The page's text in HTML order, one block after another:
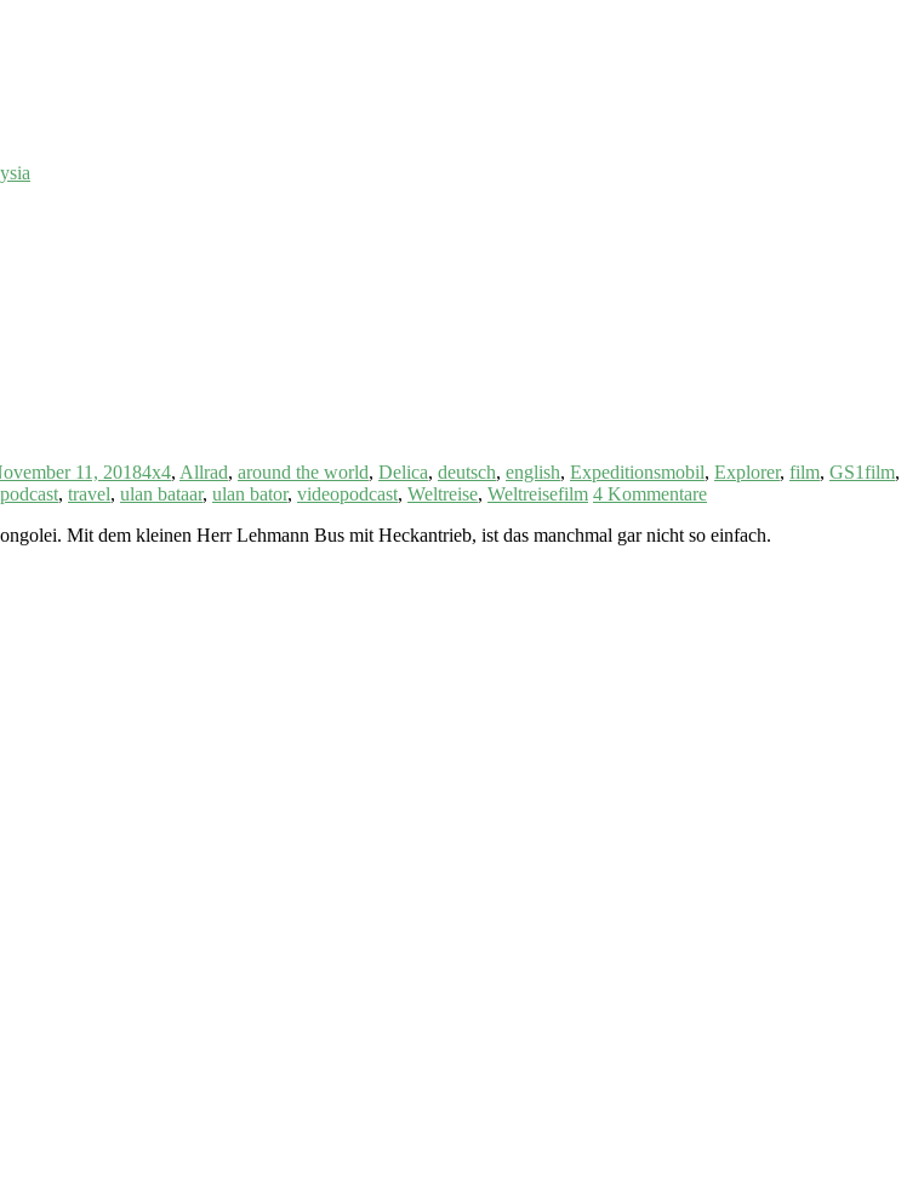
11, 20184x4, Allrad, around the world, Delica, deutsch, english, Expeditionsmobil, Explorer, film, GS1film,
podcast, travel, ulan bataar, ulan bator, videopodcast, Weltreise, Weltreisefilm 4 Kommentare
Mit dem kleinen Herr Lehmann Bus mit Heckantrieb, ist das manchmal gar nicht so einfach.